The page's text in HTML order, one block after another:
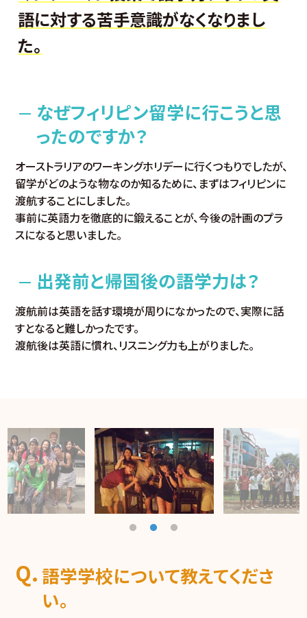
語に対する苦手意識がなくなりまし
た。
なぜフィリピン留学に行こうと思
ったのですか？
オーストラリアのワーキングホリデーに行くつもりでしたが、
留学がどのような物なのか知るために、まずはフィリピンに
渡航することにしました。
事前に英語力を徹底的に鍛えることが、今後の計画のプラ
スになると思いました。
出発前と帰国後の語学力は？
渡航前は英語を話す環境が周りになかったので、実際に話
すとなると難しかったです。
渡航後は英語に慣れ、リスニング力も上がりました。
語学学校について教えてくださ
い。